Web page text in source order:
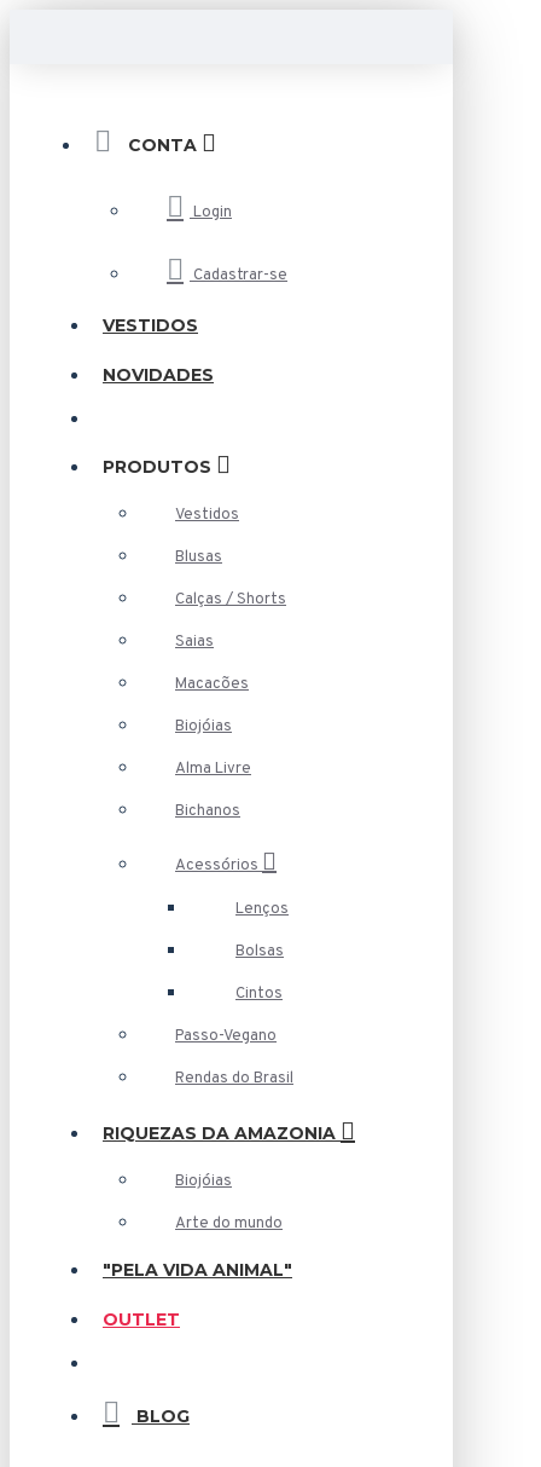
CONTA
Login
Cadastrar-se
VESTIDOS
NOVIDADES
PRODUTOS
Vestidos
Blusas
Calças / Shorts
Saias
Macacões
Biojóias
Alma Livre
Bichanos
Acessórios
Lenços
Bolsas
Cintos
Passo-Vegano
Rendas do Brasil
RIQUEZAS DA AMAZONIA
Biojóias
Arte do mundo
"PELA VIDA ANIMAL"
OUTLET
BLOG